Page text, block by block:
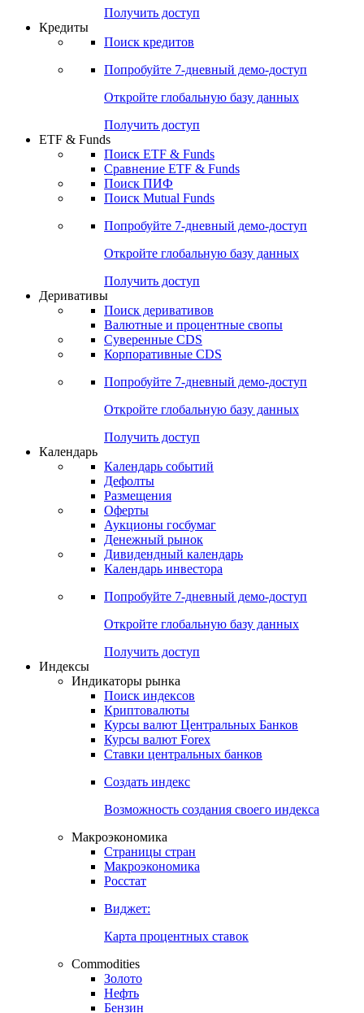
Попробуйте7-дневный
Откройте глобальную базу данных
Получить доступ
Поиск кредитов
Попробуйте7-дневный
Откройте глобальную базу данных
Получить доступ
ETF & Funds
Сравнение ETF & Funds
Поиск Mutual Funds
Попробуйте7-дневный
Откройте глобальную базу данных
Получить доступ
Деривативы
Валютные и процентные свопы
Корпоративные CDS
Попробуйте7-дневный
Откройте глобальную базу данных
Получить доступ
Календарь
Календарь событий
Дефолты
Размещения
Оферты
Денежный рынок
Календарь инвестора
Попробуйте7-дневный
Откройте глобальную базу данных
Получить доступ
Индикаторы рынка
Поиск индексов
Курсы валют Центральных Банков
Ставки центральных банков
Создать индекс
Возможность создания своего индекса
Страницы стран
Росстат
Виджет:
Карта процентных ставок